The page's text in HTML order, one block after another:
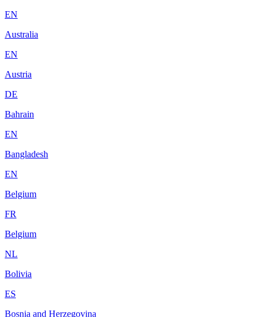
EN
Australia
EN
Austria
DE
Bahrain
EN
Bangladesh
EN
Belgium
FR
Belgium
NL
Bolivia
ES
Bosnia and Herzegovina